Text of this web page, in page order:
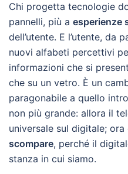
Chi progetta tecnologie
pannelli, più a esperienze
dell’utente. E l’utente, da
nuovi alfabeti percettivi
informazioni che si
che su un vetro. È un
paragonabile a quello
non più grande: allora il
universale sul digitale;
scompare, perché il
stanza in cui siamo.